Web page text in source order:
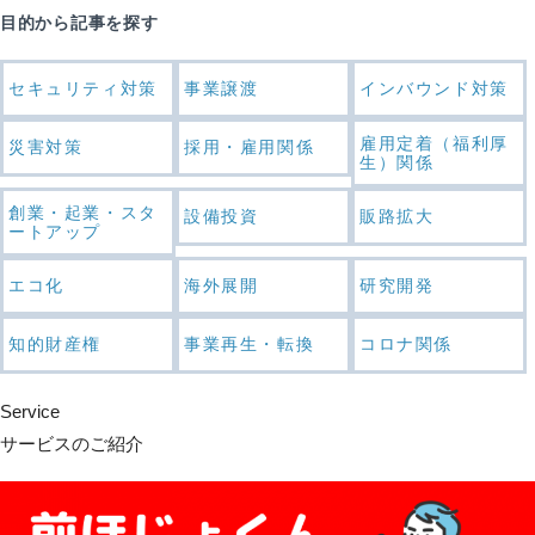
目的から記事を探す
セキュリティ対策 事業譲渡 インバウンド対策
災害対策 採用・雇用関係
雇用定着（福利厚
生）関係
創業・起業・スタ
ートアップ
設備投資 販路拡大
エコ化 海外展開 研究開発
知的財産権 事業再生・転換 コロナ関係
Service
サービスのご紹介